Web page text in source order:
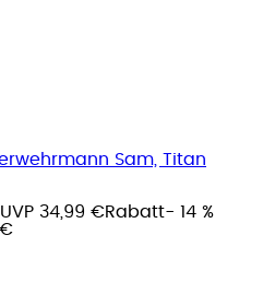
Sam, Titan
UVP 34,99 €Rabatt- 14 %